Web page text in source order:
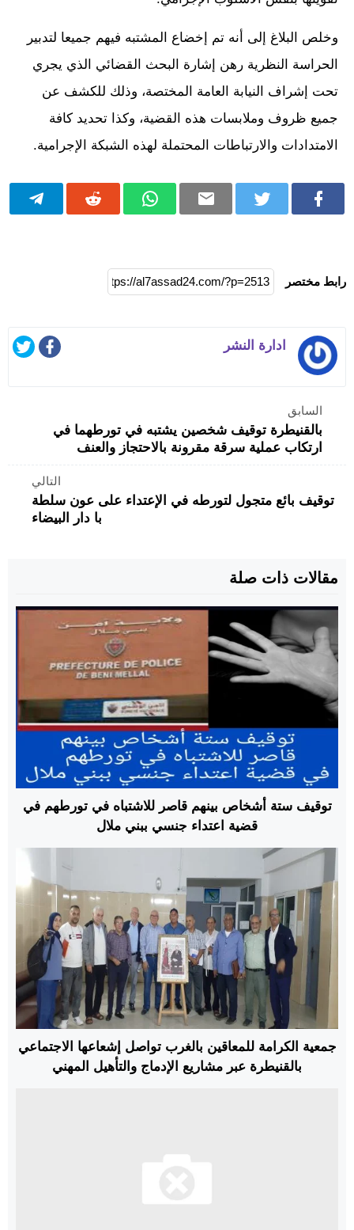
وخلص البلاغ إلى أنه تم إخضاع المشتبه فيهم جميعا لتدبير
الحراسة النظرية رهن إشارة البحث القضائي الذي يجري
تحت إشراف النيابة العامة المختصة، وذلك للكشف عن
جميع ظروف وملابسات هذه القضية، وكذا تحديد كافة
الامتدادات والارتباطات المحتملة لهذه الشبكة الإجرامية.
رابط مختصر
ادارة النشر
السابق
بالقنيطرة توقيف شخصين يشتبه في تورطهما في
ارتكاب عملية سرقة مقرونة بالاحتجاز والعنف
التالي
توقيف بائع متجول لتورطه في الإعتداء على عون سلطة
با دار البيضاء
مقالات ذات صلة
توقيف ستة أشخاص بينهم قاصر للاشتباه في تورطهم في
قضية اعتداء جنسي ببني ملال
جمعية الكرامة للمعاقين بالغرب تواصل إشعاعها الاجتماعي
بالقنيطرة عبر مشاريع الإدماج والتأهيل المهني